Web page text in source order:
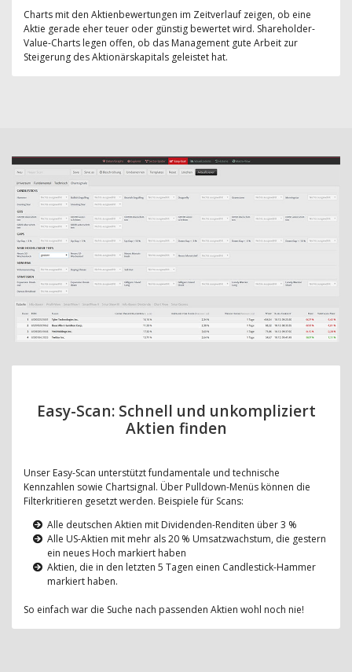
Charts mit den Aktienbewertungen im Zeitverlauf zeigen, ob eine
Aktie gerade eher teuer oder günstig bewertet wird. Shareholder-
Value-Charts legen offen, ob das Management gute Arbeit zur
Steigerung des Aktionärskapitals geleistet hat.
Easy-Scan: Schnell und unkompliziert
Aktien finden
Unser Easy-Scan unterstützt fundamentale und technische
Kennzahlen sowie Chartsignal. Über Pulldown-Menüs können die
Filterkritieren gesetzt werden. Beispiele für Scans:
Alle deutschen Aktien mit Dividenden-Renditen über 3 %
Alle US-Aktien mit mehr als 20 % Umsatzwachstum, die gestern
ein neues Hoch markiert haben
Aktien, die in den letzten 5 Tagen einen Candlestick-Hammer
markiert haben.
So einfach war die Suche nach passenden Aktien wohl noch nie!